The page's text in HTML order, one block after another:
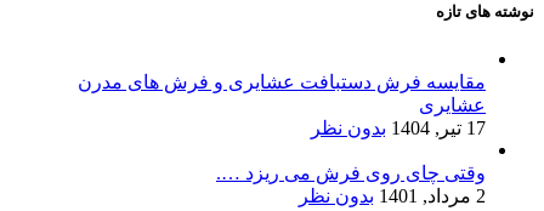
نوشته های تازه
مقایسه فرش دستبافت عشایری و فرش های مدرن
عشایری
17 تیر, 1404
بدون نظر
وقتی چای روی فرش می ریزد ….
2 مرداد, 1401
بدون نظر